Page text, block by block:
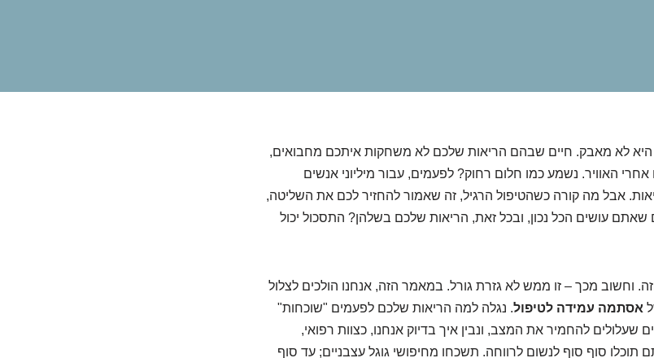
היא לא מאבק. חיים שבהם הריאות שלכם לא משחקות איתכם מחבואים,
האוויר. נשמע כמו חלום רחוק? לפעמים, עבור מיליוני אנשים
אבל מה קורה כשהטיפול הרגיל, זה שאמור להחזיר לכם את השליטה,
עושים הכל נכון, ובכל זאת, הריאות שלכם בשלהן? התסכול יכול
וחשוב מכך – זו ממש לא גזרת גורל. במאמר הזה, אנחנו הולכים לצלול
אסתמה עמידה לטיפול. נגלה למה הריאות שלכם לפעמים "שוכחות"
שעלולים להחמיר את המצב, ונבין איך בדיוק אנחנו, כצוות רפואי,
סוף סוף לנשום לרווחה. תשכחו מחיפושי גוגל עצבניים; עד סוף